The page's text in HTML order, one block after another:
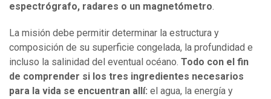
espectrógrafo, radares o un magnetómetro.
La misión debe permitir determinar la estructura y
composición de su superficie congelada, la profundidad e
incluso la salinidad del eventual océano. Todo con el fin
de comprender si los tres ingredientes necesarios
para la vida se encuentran allí: el agua, la energía y